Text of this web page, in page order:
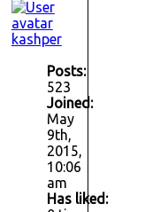
kashper
Posts:
523
Joined:
May
9th,
2015,
10:06
am
Has liked: